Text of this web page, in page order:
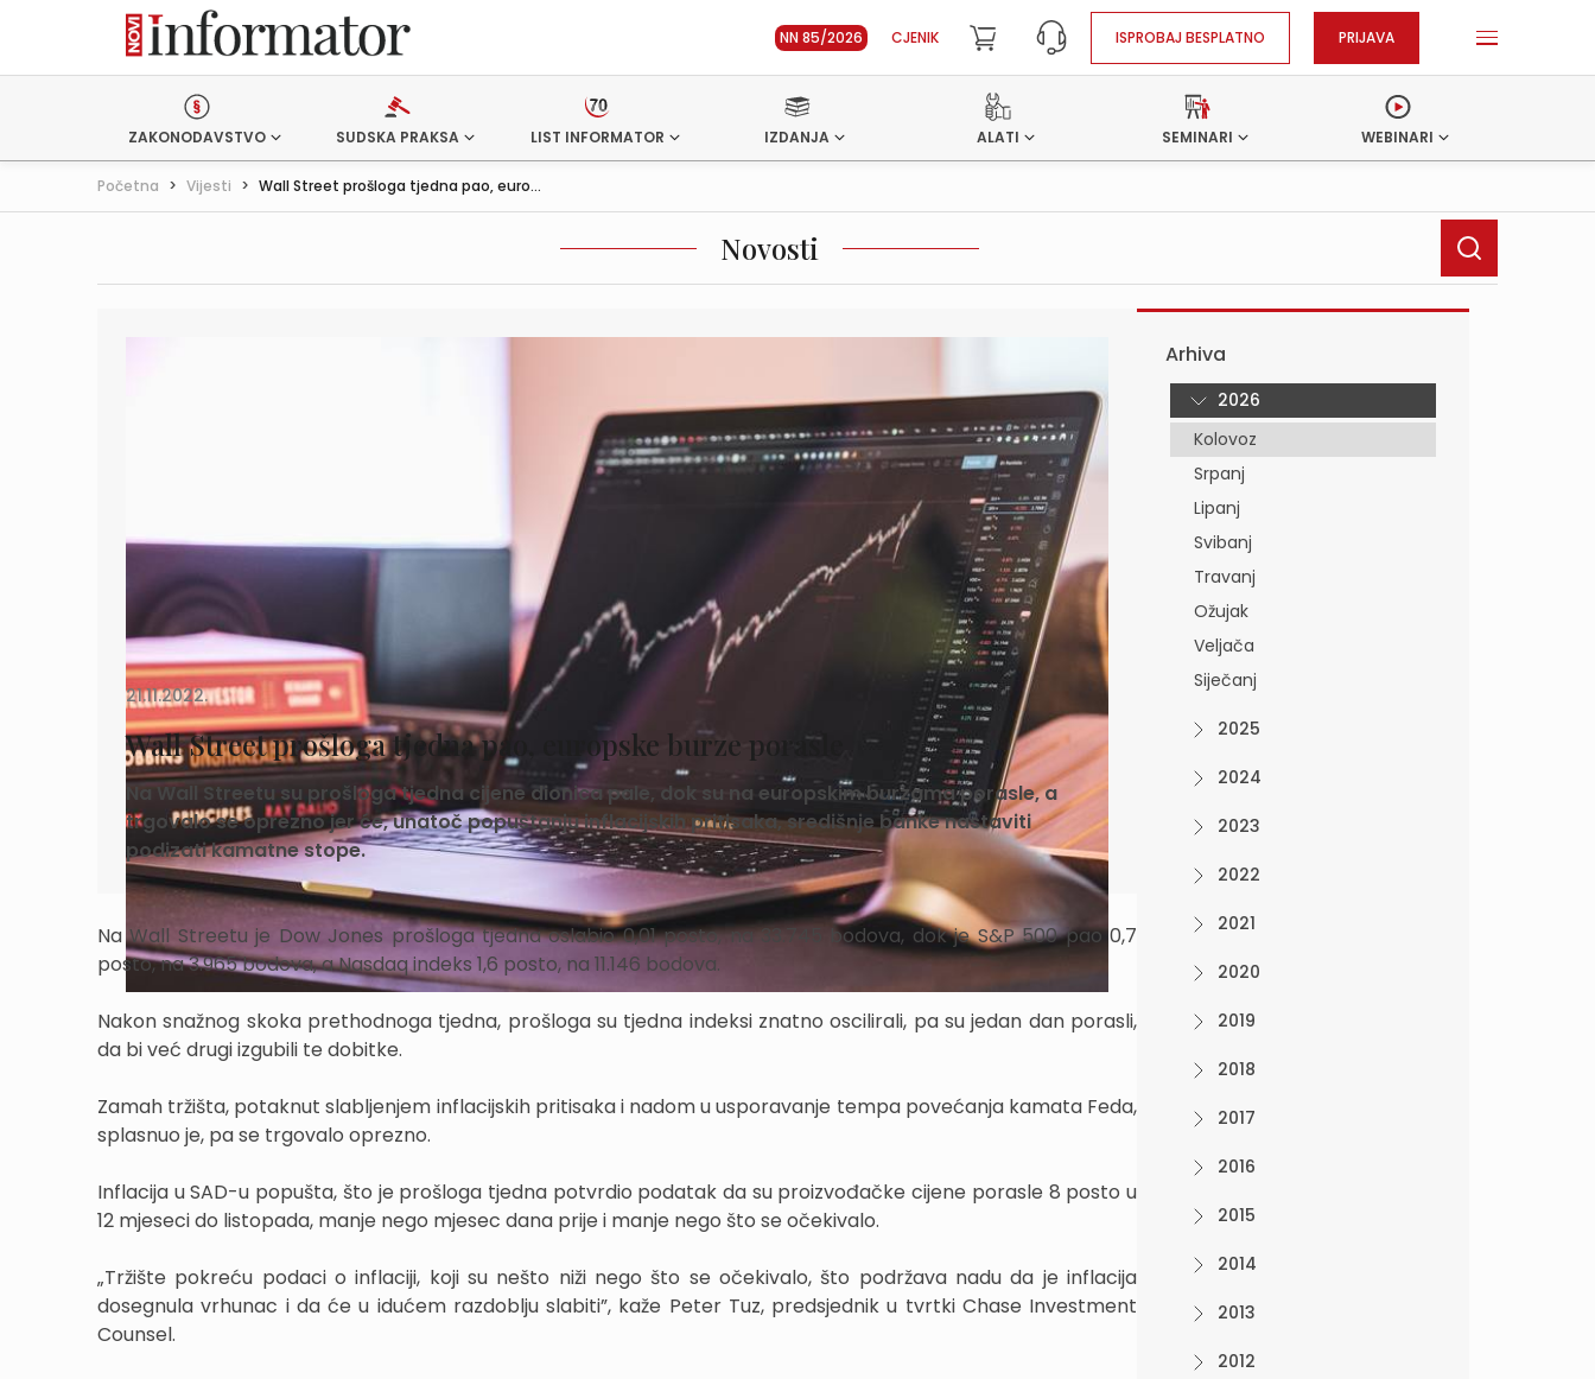
NN 85/2026 CJENIK ISPROBAJ BESPLATNO PRIJAVA
ZAKONODAVSTVO SUDSKA PRAKSA LIST INFORMATOR IZDANJA ALATI SEMINARI WEBINARI
Početna > Vijesti > Wall Street prošloga tjedna pao, euro...
Novosti
21.11.2022.
Wall Street prošloga tjedna pao, europske burze porasle
Na Wall Streetu su prošloga tjedna cijene dionica pale, dok su na europskim burzama porasle, a
trgovalo se oprezno jer će, unatoč popuštanju inflacijskih pritisaka, središnje banke nastaviti
podizati kamatne stope.
Na Wall Streetu je Dow Jones prošloga tjedna oslabio 0,01 posto, na 33.745 bodova, dok je S&P 500 pao 0,7
posto, na 3.965 bodova, a Nasdaq indeks 1,6 posto, na 11.146 bodova.
Nakon snažnog skoka prethodnoga tjedna, prošloga su tjedna indeksi znatno oscilirali, pa su jedan dan porasli,
da bi već drugi izgubili te dobitke.
Zamah tržišta, potaknut slabljenjem inflacijskih pritisaka i nadom u usporavanje tempa povećanja kamata Feda,
splasnuo je, pa se trgovalo oprezno.
Inflacija u SAD-u popušta, što je prošloga tjedna potvrdio podatak da su proizvođačke cijene porasle 8 posto u
12 mjeseci do listopada, manje nego mjesec dana prije i manje nego što se očekivalo.
„Tržište pokreću podaci o inflaciji, koji su nešto niži nego što se očekivalo, što podržava nadu da je inflacija
dosegnula vrhunac i da će u idućem razdoblju slabiti”, kaže Peter Tuz, predsjednik u tvrtki Chase Investment
Counsel.
Arhiva
2026
Kolovoz
Srpanj
Lipanj
Svibanj
Travanj
Ožujak
Veljača
Siječanj
2025
2024
2023
2022
2021
2020
2019
2018
2017
2016
2015
2014
2013
2012